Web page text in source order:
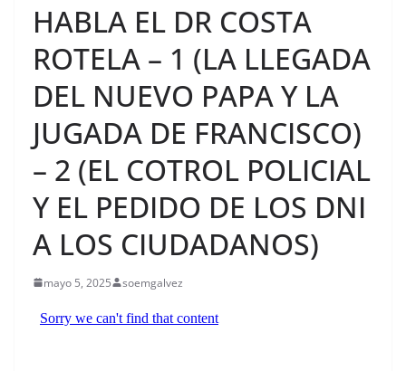
HABLA EL DR COSTA
ROTELA – 1 (LA LLEGADA
DEL NUEVO PAPA Y LA
JUGADA DE FRANCISCO)
– 2 (EL COTROL POLICIAL
Y EL PEDIDO DE LOS DNI
A LOS CIUDADANOS)
mayo 5, 2025 soemgalvez